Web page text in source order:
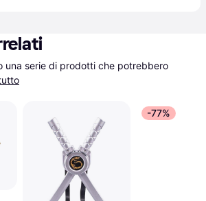
una serie di prodotti che potrebbero
-77%